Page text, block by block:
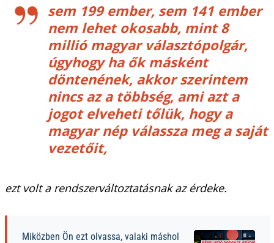
sem 199 ember, sem 141 ember
nem lehet okosabb, mint 8
millió magyar választópolgár,
úgyhogy ha ők másként
döntenének, akkor szerintem
nincs az a többség, ami azt a
jogot elveheti tőlük, hogy a
magyar nép válassza meg a saját
vezetőit,
ezt volt a rendszerváltoztatásnak az érdeke.
Miközben Ön ezt olvassa, valaki máshol